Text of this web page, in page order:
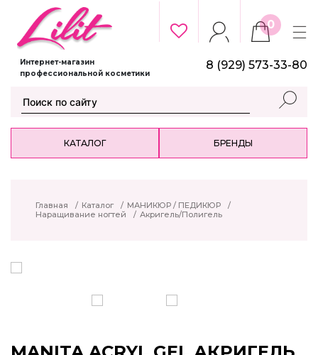
Интернет-магазин
профессиональной косметики
0
8 (929) 573-33-80
КАТАЛОГ БРЕНДЫ
Главная / Каталог / МАНИКЮР / ПЕДИКЮР
/
Наращивание ногтей
/ Акригель/Полигель